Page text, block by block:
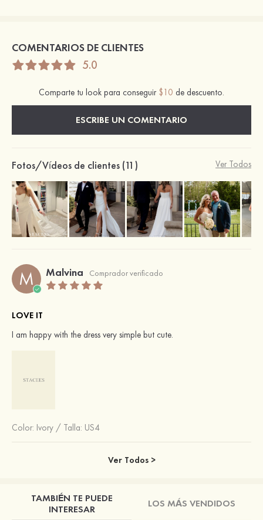
COMENTARIOS DE CLIENTES
5.0
Comparte tu look para conseguir $10 de descuento.
ESCRIBE UN COMENTARIO
Fotos/Vídeos de clientes (11) Ver Todos
M Malvina Comprador verificado
LOVE IT
I am happy with the dress very simple but cute.
Color: Ivory / Talla: US4
Ver Todos >
TAMBIÉN TE PUEDE
INTERESAR
LOS MÁS VENDIDOS